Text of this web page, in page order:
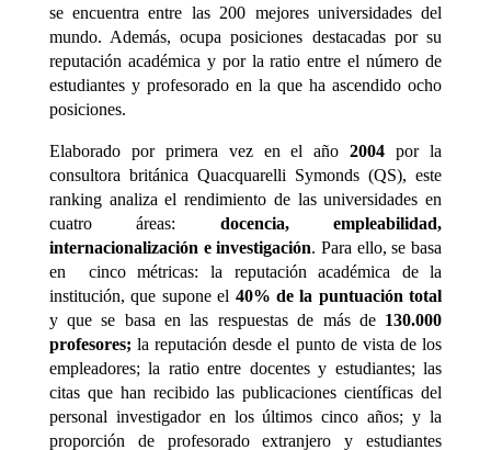
se encuentra entre las 200 mejores universidades del
mundo. Además, ocupa posiciones destacadas por su
reputación académica y por la ratio entre el número de
estudiantes y profesorado en la que ha ascendido ocho
posiciones.
Elaborado por primera vez en el año2004 por la
consultora británica Quacquarelli Symonds (QS), este
ranking analiza el rendimiento de las universidades en
cuatro áreas: docencia, empleabilidad,
internacionalización e investigación. Para ello, se basa
en cinco métricas: la reputación académica de la
institución, que supone el 40% de la puntuación total
y que se basa en las respuestas de más de 130.000
profesores; la reputación desde el punto de vista de los
empleadores; la ratio entre docentes y estudiantes; las
citas que han recibido las publicaciones científicas del
personal investigador en los últimos cinco años; y la
proporción de profesorado extranjero y estudiantes